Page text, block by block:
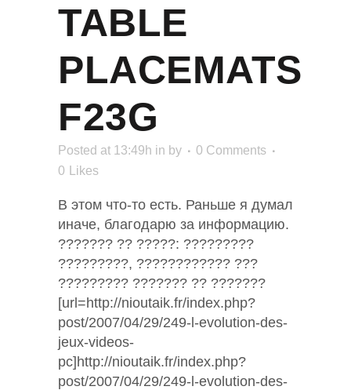
TABLE
PLACEMATS
F23G
Posted at 13:49h in by
0 Comments
0
Likes
В этом что-то есть. Раньше я думал
иначе, благодарю за информацию.
??????? ?? ?????: ?????????
?????????, ???????????? ???
????????? ??????? ?? ???????
[url=http://nioutaik.fr/index.php?
post/2007/04/29/249-l-evolution-des-
jeux-videos-
pc]http://nioutaik.fr/index.php?
post/2007/04/29/249-l-evolution-des-